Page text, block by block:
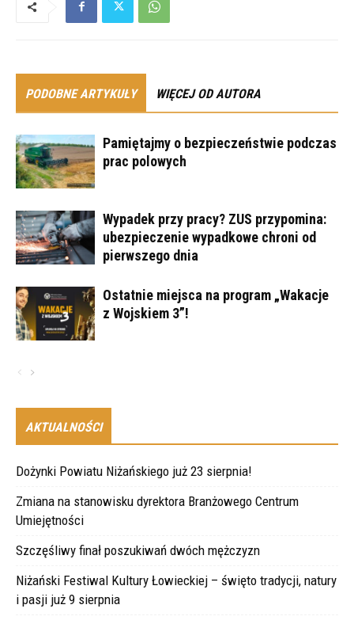
PODOBNE ARTYKUŁY WIĘCEJ OD AUTORA
Pamiętajmy o bezpieczeństwie podczas
prac polowych
Wypadek przy pracy? ZUS przypomina:
ubezpieczenie wypadkowe chroni od
pierwszego dnia
Ostatnie miejsca na program „Wakacje
z Wojskiem 3”!
AKTUALNOŚCI
Dożynki Powiatu Niżańskiego już 23 sierpnia!
Zmiana na stanowisku dyrektora Branżowego Centrum
Umiejętności
Szczęśliwy finał poszukiwań dwóch mężczyzn
Niżański Festiwal Kultury Łowieckiej – święto tradycji, natury
i pasji już 9 sierpnia